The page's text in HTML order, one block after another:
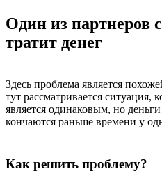
Один из партнеров
тратит денег
Здесь проблема является
тут рассматривается ситуация,
является одинаковым, но
кончаются раньше времени у
Как решить проблему?